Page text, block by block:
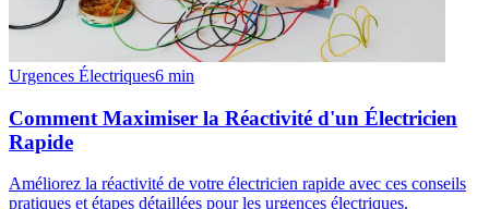
Urgences Électriques6 min
Comment Maximiser la Réactivité d'un Électricien
Rapide
Améliorez la réactivité de votre électricien rapide avec ces conseils
pratiques et étapes détaillées pour les urgences électriques.